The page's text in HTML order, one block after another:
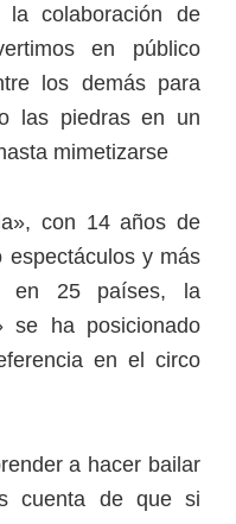
colaboración de
en público
los demás para
las piedras en un
mimetizarse
con 14 años de
espectáculos y más
en 25 países, la
se ha posicionado
en el circo
a hacer bailar
cuenta de que si